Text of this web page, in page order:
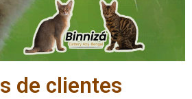
de clientes